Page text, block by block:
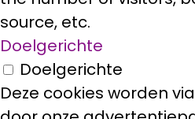
source, etc.
Doelgerichte
Doelgerichte
Deze cookies worden